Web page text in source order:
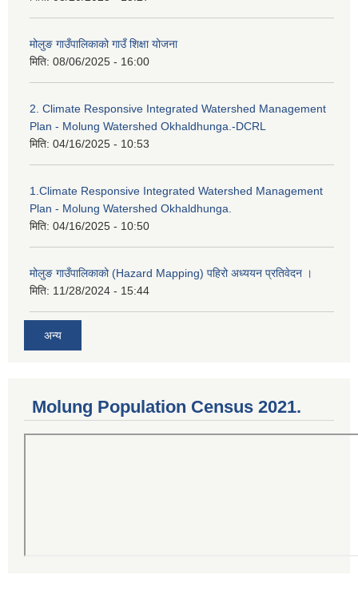
मोलुङ गाउँपालिकाको गाउँ शिक्षा योजना
मिति: 08/06/2025 - 16:00
2. Climate Responsive Integrated Watershed Management
Plan - Molung Watershed Okhaldhunga.-DCRL
मिति: 04/16/2025 - 10:53
1.Climate Responsive Integrated Watershed Management
Plan - Molung Watershed Okhaldhunga.
मिति: 04/16/2025 - 10:50
मोलुङ गाउँपालिकाको (Hazard Mapping) पहिरो अध्ययन प्रतिवेदन ।
मिति: 11/28/2024 - 15:44
अन्य
Molung Population Census 2021.